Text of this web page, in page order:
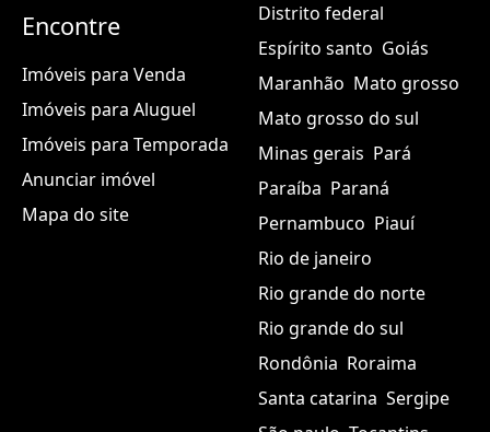
Encontre
Imóveis para Venda
Imóveis para Aluguel
Imóveis para Temporada
Anunciar imóvel
Mapa do site
Distrito federal
Espírito santo Goiás
Maranhão Mato grosso
Mato grosso do sul
Minas gerais Pará
Paraíba Paraná
Pernambuco Piauí
Rio de janeiro
Rio grande do norte
Rio grande do sul
Rondônia Roraima
Santa catarina Sergipe